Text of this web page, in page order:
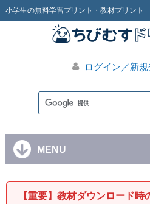
小学生の無料学習プリント・教材プリント
ログイン／新規
MENU
【重要】教材ダウンロード